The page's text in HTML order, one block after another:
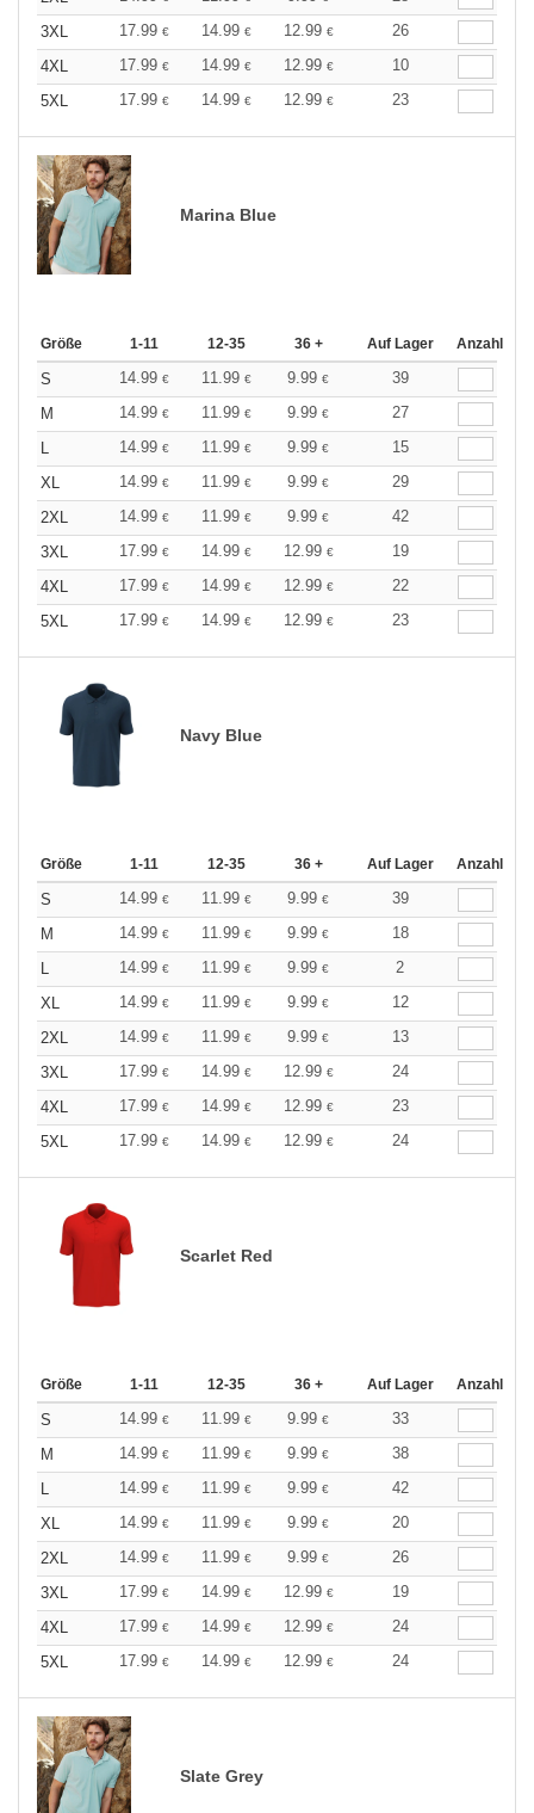
3XL
17.99 € 14.99 € 12.99 €
26
4XL
17.99 € 14.99 € 12.99 €
10
5XL
17.99 € 14.99 € 12.99 € 23
Marina Blue
Größe 1-11 12-35 36 + Auf Lager Anzahl
S 14.99 € 11.99 € 9.99 €
39
M
14.99 € 11.99 € 9.99 €
27
L
14.99 € 11.99 € 9.99 €
15
XL
14.99 € 11.99 € 9.99 €
29
2XL
14.99 € 11.99 € 9.99 €
42
3XL
17.99 € 14.99 € 12.99 €
19
4XL
17.99 € 14.99 € 12.99 €
22
5XL
17.99 € 14.99 € 12.99 € 23
Navy Blue
Größe 1-11 12-35 36 + Auf Lager Anzahl
S 14.99 € 11.99 € 9.99 €
39
M
14.99 € 11.99 € 9.99 €
18
L
14.99 € 11.99 € 9.99 €
2
XL
14.99 € 11.99 € 9.99 €
12
2XL
14.99 € 11.99 € 9.99 €
13
3XL
17.99 € 14.99 € 12.99 €
24
4XL
17.99 € 14.99 € 12.99 €
23
5XL
17.99 € 14.99 € 12.99 € 24
Scarlet Red
Größe 1-11 12-35 36 + Auf Lager Anzahl
S 14.99 € 11.99 € 9.99 €
33
M
14.99 € 11.99 € 9.99 €
38
L
14.99 € 11.99 € 9.99 €
42
XL
14.99 € 11.99 € 9.99 €
20
2XL
14.99 € 11.99 € 9.99 €
26
3XL
17.99 € 14.99 € 12.99 €
19
4XL
17.99 € 14.99 € 12.99 €
24
5XL
17.99 € 14.99 € 12.99 € 24
Slate Grey